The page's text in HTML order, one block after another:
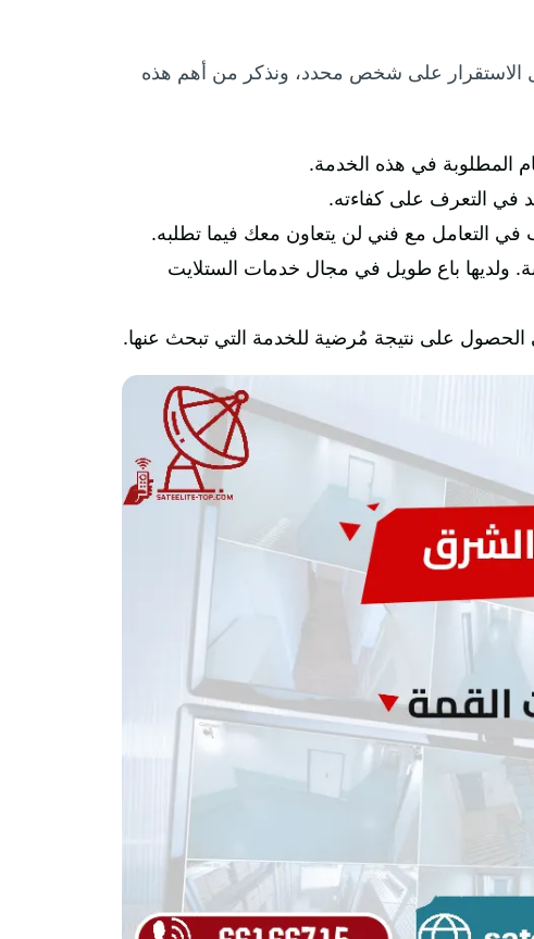
الاستقرار على شخص محدد، ونذكر من أهم هذه
المطلوبة في هذه الخدمة.
في التعرف على كفاءته.
في التعامل مع فني لن يتعاون معك فيما تطلبه.
ولديها باع طويل في مجال خدمات الستلايت
على نتيجة مُرضية للخدمة التي تبحث عنها.